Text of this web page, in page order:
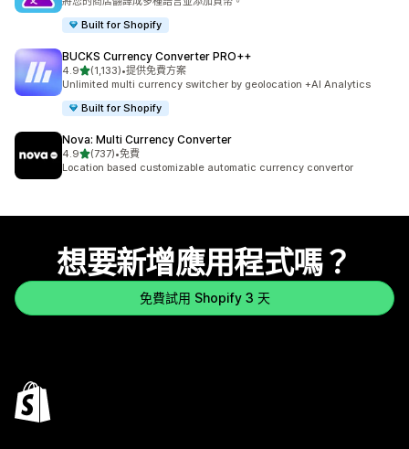
Built for Shopify
BUCKS Currency Converter PRO++
4.9滿分 5 顆星
(1,133)
共有 1133 則評價
•提供免費方案
Unlimited multi currency switcher by geolocation +AI Analytics
Built for Shopify
Nova: Multi Currency Converter
4.9滿分 5 顆星
(737)
共有 737 則評價
•免費
Location based customizable automatic currency convertor
想要新增應用程式嗎？
免費試用 Shopify 3 天